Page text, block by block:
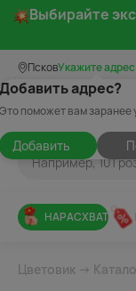
Выбирайте
ПсковУкажите адрес
адрес?
поможет вам заранее
Добавить
НАРАСХВАТ
Цветовик →